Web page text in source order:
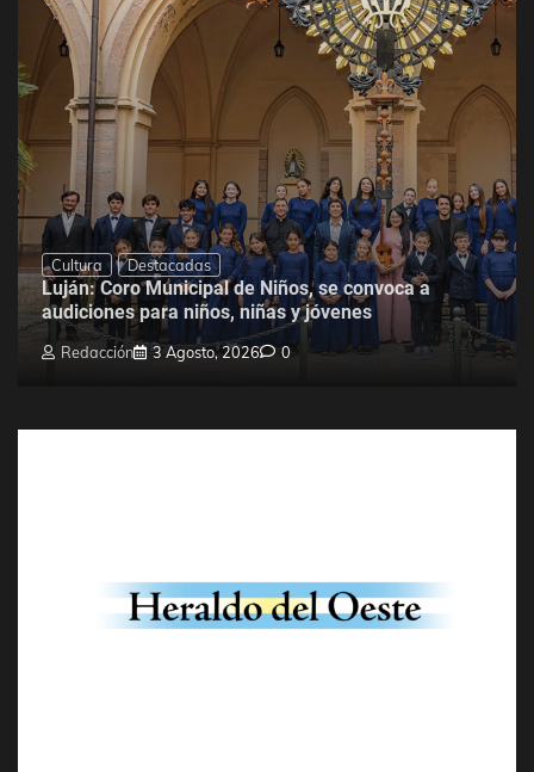
Cultura Destacadas
Luján: Coro Municipal de Niños, se convoca a
audiciones para niños, niñas y jóvenes
Redacción 3 Agosto, 2026 0